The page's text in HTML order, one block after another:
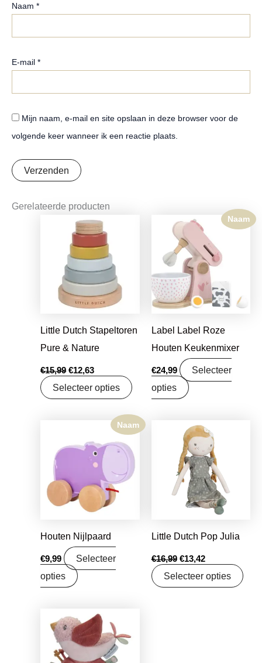
Naam *
E-mail *
Mijn naam, e-mail en site opslaan in deze browser voor de
volgende keer wanneer ik een reactie plaats.
Gerelateerde producten
Little Dutch Stapeltoren
Pure & Nature
€15,99
Oorspronkelijke
prijs
was:
€15,99.
€12,63
Huidige
prijs
€12,63.
Selecteer opties
Naam
Label Label Roze
Houten Keukenmixer
€24,99
Selecteer
opties
Naam
Houten Nijlpaard
€9,99
Selecteer
opties
Little Dutch Pop Julia
€16,99
Oorspronkelijke
prijs
was:
€16,99.
€13,42
Huidige
prijs
is:
€13,42.
Selecteer opties
Oorspronkelijke
prijs
was:
€9,99.
Huidige
prijs
is:
€7,89.